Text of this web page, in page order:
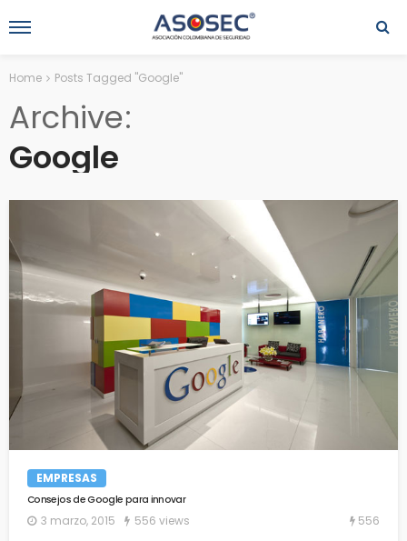
Home Posts Tagged "Google"
Archive
Google
EMPRESAS
Consejos de Google para innovar
3 marzo, 2015 556 views 556